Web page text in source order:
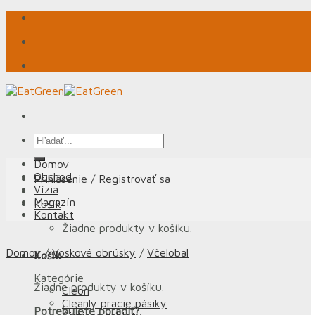
Skip
content
Hľadať:
Prihlásenie / Registrovať sa
Košík
Žiadne produkty v košíku.
Košík
Žiadne produkty v košíku.
Potrebujete poradiť?
Domov
Obchod
Vízia
Magazín
Kontakt
Domov / Voskové obrúsky / Včelobal
Kategórie
Cleon
Cleanly pracie pásiky